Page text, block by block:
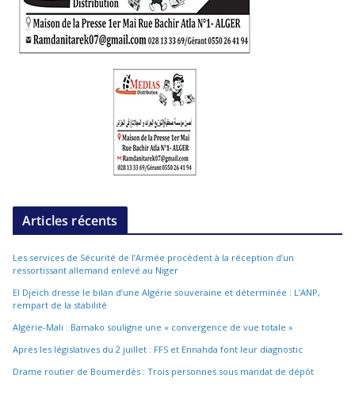
Articles récents
Les services de Sécurité de l’Armée procèdent à la réception d’un
ressortissant allemand enlevé au Niger
El Djeïch dresse le bilan d’une Algérie souveraine et déterminée : L’ANP,
rempart de la stabilité
Algérie-Mali : Bamako souligne une « convergence de vue totale »
Après les législatives du 2 juillet : FFS et Ennahda font leur diagnostic
Drame routier de Boumerdès : Trois personnes sous mandat de dépôt